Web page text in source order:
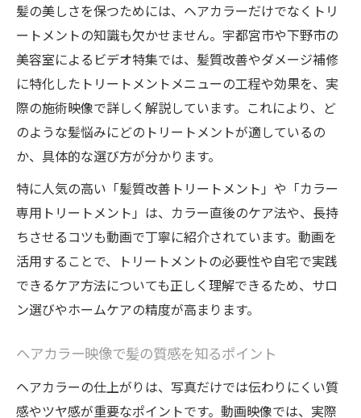
トリートメントで髪質変化を体感する方法
動画で学ぶヘアカラーと髪質の密接な関係
美しい髪を目指すトリートメントポイント
髪質改善に役立つヘアカラー選びの秘訣
髪の美しさを保つためには、ヘアカラーだけでなくトリ
ートメントの知識も欠かせません。宇都宮市や下野市の
美容室によるビデオ特集では、髪質改善やダメージ補修
に特化したトリートメントメニューの工程や効果を、実
際の施術映像で詳しく解説しています。これにより、ど
のような髪悩みにどのトリートメントが適しているの
か、具体的な選び方が分かります。
特に人気の高い「髪質改善トリートメント」や「カラー
専用トリートメント」は、カラー直後のケア法や、長持
ちさせるコツも動画で丁寧に紹介されています。動画を
活用することで、トリートメントの必要性や自宅で実践
できるケア方法についても正しく理解できるため、サロ
ン選びやホームケアの精度が高まります。
ヘアカラー映像で髪の質感を知るポイント
ヘアカラーの仕上がりは、写真だけでは伝わりにくい質
感やツヤ感が重要なポイントです。動画映像では、実際